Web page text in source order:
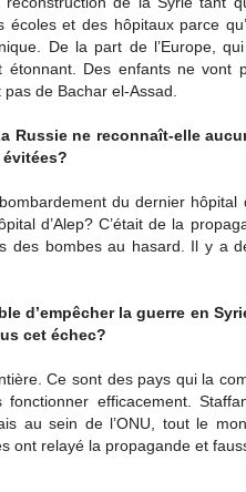
écoles et des hôpitaux parce
De la part de l’Europe,
étonnant. Des enfants ne vont
de Bachar el-Assad.
Russie ne reconnaît-elle
du dernier hôpital
d’Alep? C’était de la
des bombes au hasard. Il y a
d’empêcher la guerre en
cet échec?
Ce sont des pays qui la
fonctionner efficacement.
au sein de l’ONU, tout le
ont relayé la propagande et